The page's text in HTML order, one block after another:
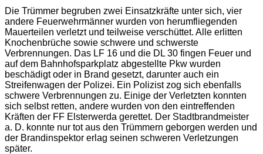
Die Trümmer begruben zwei Einsatzkräfte unter sich, vier
andere Feuerwehrmänner wurden von herumfliegenden
Mauerteilen verletzt und teilweise verschüttet. Alle erlitten
Knochenbrüche sowie schwere und schwerste
Verbrennungen. Das LF 16 und die DL 30 fingen Feuer und
auf dem Bahnhofsparkplatz abgestellte Pkw wurden
beschädigt oder in Brand gesetzt, darunter auch ein
Streifenwagen der Polizei. Ein Polizist zog sich ebenfalls
schwere Verbrennungen zu. Einige der Verletzten konnten
sich selbst retten, andere wurden von den eintreffenden
Kräften der FF Elsterwerda gerettet. Der Stadtbrandmeister
a. D. konnte nur tot aus den Trümmern geborgen werden und
der Brandinspektor erlag seinen schweren Verletzungen
später.